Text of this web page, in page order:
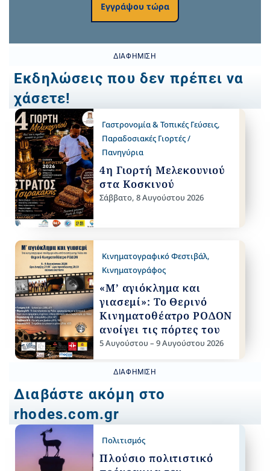
Εγγράψου τώρα
ΔΙΑΦΉΜΙΣΗ
Εκδηλώσεις που δεν πρέπει να
χάσετε!
Γαστρονομία & Τοπικές Γεύσεις,
Παραδοσιακές Γιορτές /
Πανηγύρια
4η Γιορτή Μελεκουνιού
στα Κοσκινού
Σάββατο, 8 Αυγούστου 2026
Κινηματογραφικό Φεστιβάλ,
Κινηματογράφος
«Μ’ αγιόκλημα και
γιασεμί»: Το Θερινό
Κινηματοθέατρο ΡΟΔΟΝ
ανοίγει τις πόρτες του
5 Αυγούστου – 9 Αυγούστου 2026
ΔΙΑΦΉΜΙΣΗ
Διαβάστε ακόμη στο
rhodes.com.gr
Πολιτισμός
Πλούσιο πολιτιστικό